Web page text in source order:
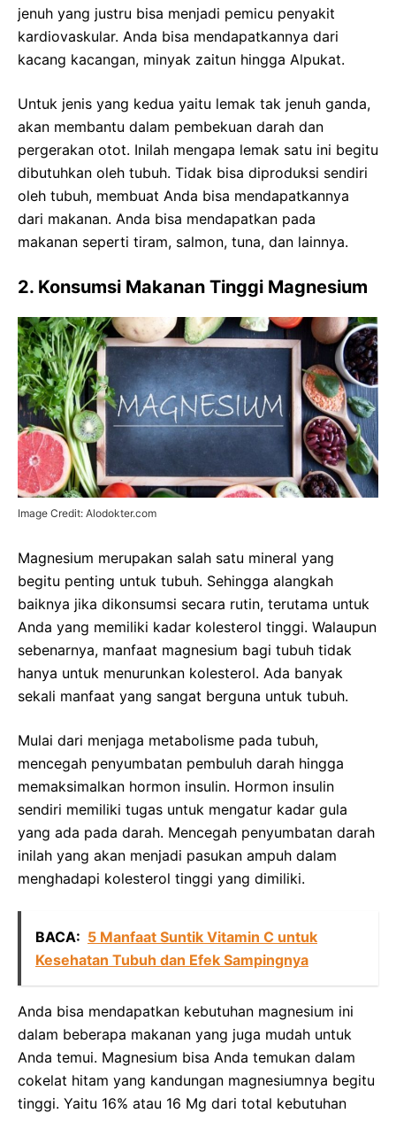
jenuh yang justru bisa menjadi pemicu penyakit
kardiovaskular. Anda bisa mendapatkannya dari
kacang kacangan, minyak zaitun hingga Alpukat.
Untuk jenis yang kedua yaitu lemak tak jenuh ganda,
akan membantu dalam pembekuan darah dan
pergerakan otot. Inilah mengapa lemak satu ini begitu
dibutuhkan oleh tubuh. Tidak bisa diproduksi sendiri
oleh tubuh, membuat Anda bisa mendapatkannya
dari makanan. Anda bisa mendapatkan pada
makanan seperti tiram, salmon, tuna, dan lainnya.
2. Konsumsi Makanan Tinggi Magnesium
Image Credit: Alodokter.com
Magnesium merupakan salah satu mineral yang
begitu penting untuk tubuh. Sehingga alangkah
baiknya jika dikonsumsi secara rutin, terutama untuk
Anda yang memiliki kadar kolesterol tinggi. Walaupun
sebenarnya, manfaat magnesium bagi tubuh tidak
hanya untuk menurunkan kolesterol. Ada banyak
sekali manfaat yang sangat berguna untuk tubuh.
Mulai dari menjaga metabolisme pada tubuh,
mencegah penyumbatan pembuluh darah hingga
memaksimalkan hormon insulin. Hormon insulin
sendiri memiliki tugas untuk mengatur kadar gula
yang ada pada darah. Mencegah penyumbatan darah
inilah yang akan menjadi pasukan ampuh dalam
menghadapi kolesterol tinggi yang dimiliki.
BACA: 5 Manfaat Suntik Vitamin C untuk
Kesehatan Tubuh dan Efek Sampingnya
Anda bisa mendapatkan kebutuhan magnesium ini
dalam beberapa makanan yang juga mudah untuk
Anda temui. Magnesium bisa Anda temukan dalam
cokelat hitam yang kandungan magnesiumnya begitu
tinggi. Yaitu 16% atau 16 Mg dari total kebutuhan